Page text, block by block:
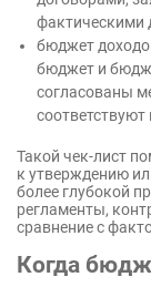
фактическими
бюджет
бюджет и
согласованы
Такой чек-лист
к утверждению
более глубокой
регламенты,
сравнение с
Когда